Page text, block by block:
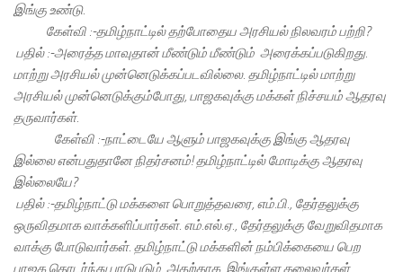
இங்கு உண்டு.
கேள்வி :-தமிழ்நாட்டில் தற்போதைய அரசியல் நிலவரம் பற்றி?
பதில் :-அரைத்த மாவுதான் மீண்டும் மீண்டும் அரைக்கப்படுகிறது.
மாற்று அரசியல் முன்னெடுக்கப்படவில்லை. தமிழ்நாட்டில் மாற்று
அரசியல் முன்னெடுக்கும்போது, பாஜகவுக்கு மக்கள் நிச்சயம் ஆதரவு
தருவார்கள்.
கேள்வி :-நாட்டையே ஆளும் பாஜகவுக்கு இங்கு ஆதரவு
இல்லை என்பதுதானே நிதர்சனம்! தமிழ்நாட்டில் மோடிக்கு ஆதரவு
இல்லையே?
பதில் :-தமிழ்நாட்டு மக்களை பொறுத்தவரை, எம்.பி., தேர்தலுக்கு
ஒருவிதமாக வாக்களிப்பார்கள். எம்.எல்.ஏ., தேர்தலுக்கு வேறுவிதமாக
வாக்கு போடுவார்கள். தமிழ்நாட்டு மக்களின் நம்பிக்கையை பெற
பாஜக தொடர்ந்து பாடுபடும். அதற்காக, இங்குள்ள தலைவர்கள்